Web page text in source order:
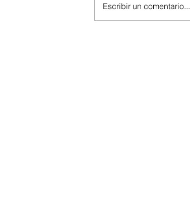
Escribir un comentario...